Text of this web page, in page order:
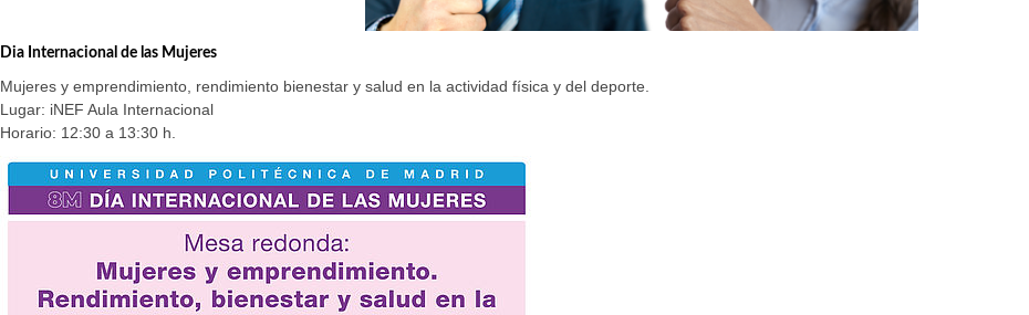
Dia Internacional de las Mujeres
Mujeres y emprendimiento, rendimiento bienestar y salud en la actividad física y del deporte.
Lugar: iNEF Aula Internacional
Horario: 12:30 a 13:30 h.